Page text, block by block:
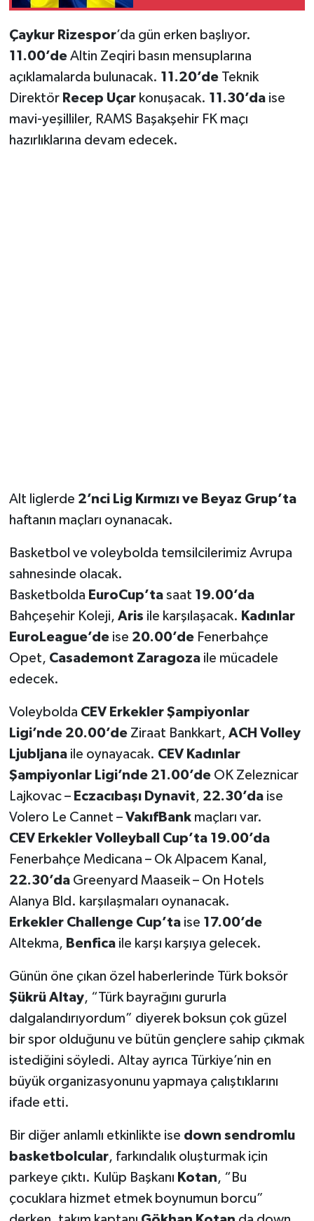
Çaykur Rizespor’da gün erken başlıyor.
11.00’deAltin Zeqiri basın mensuplarına
açıklamalarda bulunacak. 11.20’deTeknik
Direktör Recep Uçarkonuşacak. 11.30’daise
mavi-yeşilliler, RAMS Başakşehir FK maçı
hazırlıklarına devam edecek.
Alt liglerde 2’nci Lig Kırmızı ve Beyaz Grup’ta
haftanın maçları oynanacak.
Basketbol ve voleybolda temsilcilerimiz Avrupa
sahnesinde olacak.
Basketbolda EuroCup’tasaat 19.00’da
Bahçeşehir Koleji, Aris ile karşılaşacak. Kadınlar
EuroLeague’deise 20.00’deFenerbahçe
Opet, Casademont Zaragozaile mücadele
edecek.
Voleybolda CEV Erkekler Şampiyonlar
Ligi’nde 20.00’deZiraat Bankkart, ACH Volley
Ljubljanaile oynayacak. CEV Kadınlar
Şampiyonlar Ligi’nde 21.00’deOK Zeleznicar
Lajkovac – Eczacıbaşı Dynavit, 22.30’daise
Volero Le Cannet – VakıfBankmaçları var.
CEV Erkekler Volleyball Cup’ta 19.00’da
Fenerbahçe Medicana – Ok Alpacem Kanal,
22.30’daGreenyard Maaseik – On Hotels
Alanya Bld. karşılaşmaları oynanacak.
Erkekler Challenge Cup’taise 17.00’de
Altekma, Benficaile karşı karşıya gelecek.
Günün öne çıkan özel haberlerinde Türk boksör
Şükrü Altay, “Türk bayrağını gururla
dalgalandırıyordum” diyerek boksun çok güzel
bir spor olduğunu ve bütün gençlere sahip çıkmak
istediğini söyledi. Altay ayrıca Türkiye’nin en
büyük organizasyonunu yapmaya çalıştıklarını
ifade etti.
Bir diğer anlamlı etkinlikte ise down sendromlu
basketbolcular, farkındalık oluşturmak için
parkeye çıktı. Kulüp Başkanı Kotan, “Bu
çocuklara hizmet etmek boynumun borcu”